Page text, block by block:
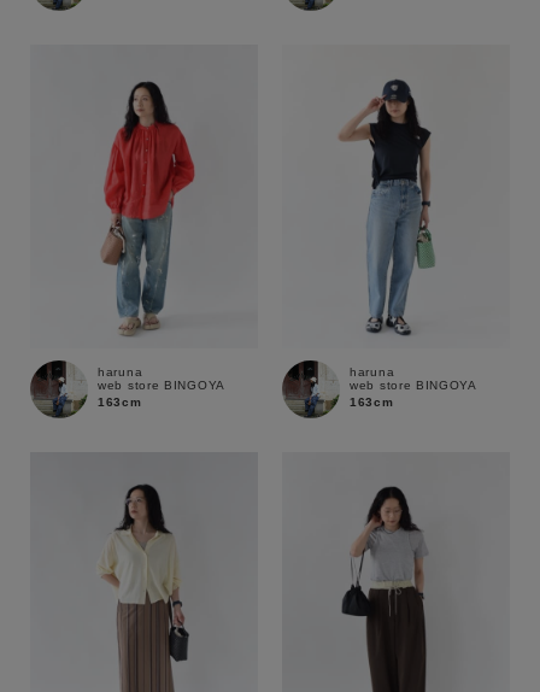
haruna
web store BINGOYA
163cm
haruna
web store BINGOYA
163cm